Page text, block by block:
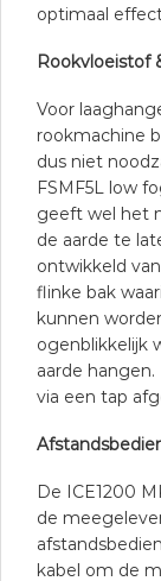
optimaal
Rookvloeistof
Voor
rookmachine
dus niet
FSMF5L low
geeft wel het
de aarde te
ontwikkeld
flinke bak
kunnen
ogenblikkelijk
aarde
via een tap
De ICE1200
de
kabel om de